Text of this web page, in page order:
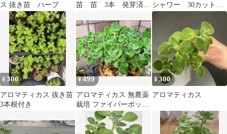
ス 抜き苗 ハーブ
苗 苗 3本 発芽済
根付き 3苗小サイズ
シャワー 30カット
（当日カットします）
¥300
アロマティカス 抜き苗
3本根付き
¥499
アロマティカス 無農薬
栽培 ファイバーポット
¥300
アロマティカス